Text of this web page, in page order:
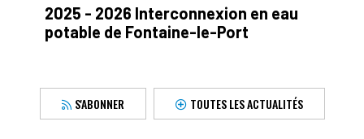
2025 - 2026 Interconnexion en eau
potable de Fontaine-le-Port
S'ABONNER TOUTES LES ACTUALITÉS